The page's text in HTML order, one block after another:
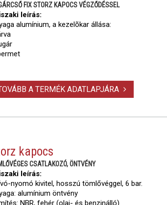
FIX STORZ KAPOCS VÉGZŐDÉSSEL
leírás:
alumínium, a kezelõkar állása:
A TERMÉK ADATLAPJÁRA
kapocs
CSATLAKOZÓ, ÖNTVÉNY
leírás:
nyomó kivitel, hosszú tömlővéggel, 6 bar.
alumínium öntvény
NBR, fehér (olaj- és benzinálló)